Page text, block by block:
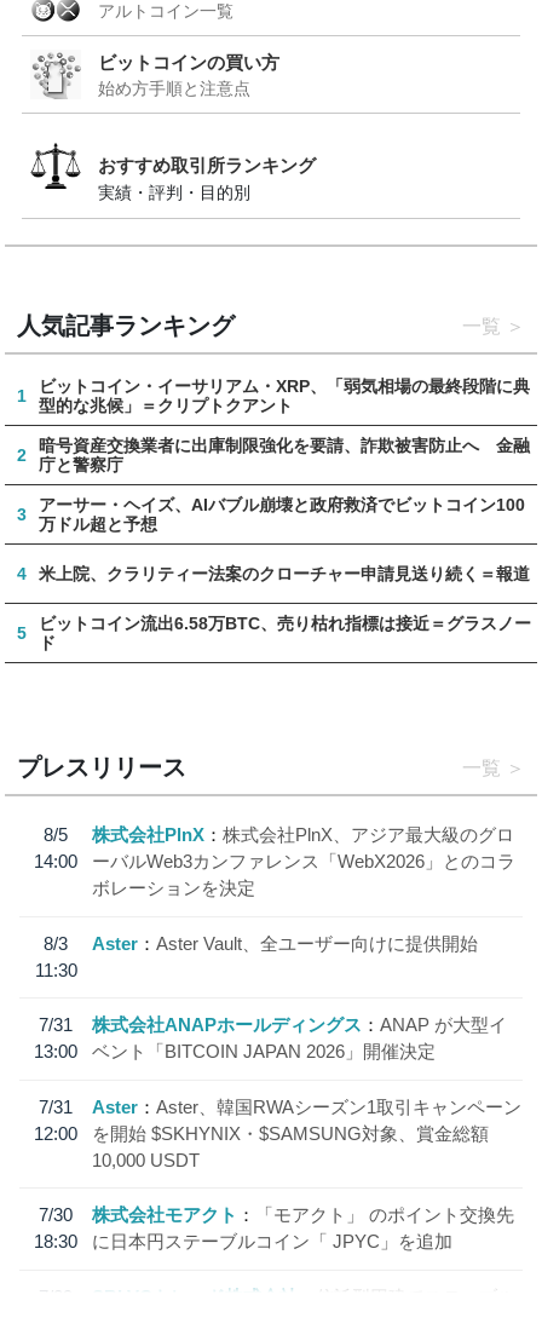
アルトコイン一覧
ビットコインの買い方
始め方手順と注意点
おすすめ取引所ランキング
実績・評判・目的別
人気記事ランキング 一覧
1
ビットコイン・イーサリアム・XRP、「弱気相場の最終段階に典
型的な兆候」＝クリプトクアント
2
暗号資産交換業者に出庫制限強化を要請、詐欺被害防止へ 金融
庁と警察庁
3
アーサー・ヘイズ、AIバブル崩壊と政府救済でビットコイン100
万ドル超と予想
4 米上院、クラリティー法案のクローチャー申請見送り続く＝報道
5
ビットコイン流出6.58万BTC、売り枯れ指標は接近＝グラスノー
ド
プレスリリース 一覧
8/5
14:00
株式会社PlnX
株式会社PlnX、アジア最大級のグロ
ーバルWeb3カンファレンス「WebX2026」とのコラ
ボレーションを決定
8/3
11:30
Aster Aster Vault、全ユーザー向けに提供開始
7/31
13:00
株式会社ANAPホールディングス
ANAP が大型イ
ベント「BITCOIN JAPAN 2026」開催決定
7/31
12:00
Aster
Aster、韓国RWAシーズン1取引キャンペーン
を開始 $SKHYNIX・$SAMSUNG対象、賞金総額
10,000 USDT
7/30
18:30
株式会社モアクト
「モアクト」 のポイント交換先
に日本円ステーブルコイン「 JPYC」を追加
7/29
SBI VCトレード株式会社
信託型円建てステーブル